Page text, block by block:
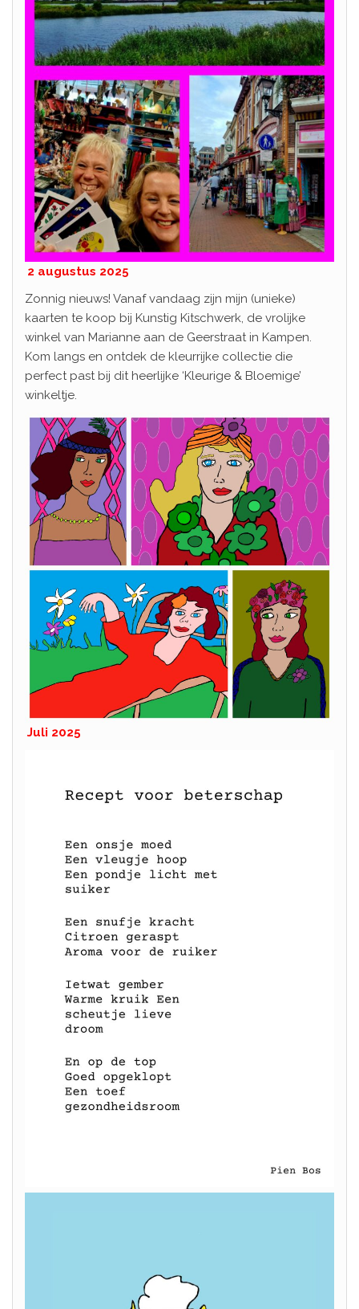
2 augustus 2025
Zonnig nieuws! Vanaf vandaag zijn mijn (unieke)
kaarten te koop bij Kunstig Kitschwerk, de vrolijke
winkel van Marianne aan de Geerstraat in Kampen.
Kom langs en ontdek de kleurrijke collectie die
perfect past bij dit heerlijke ‘Kleurige & Bloemige’
winkeltje.
Juli 2025